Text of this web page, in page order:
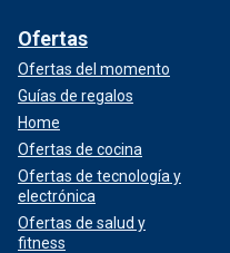
Ofertas
Ofertas del momento
Guías de regalos
Home
Ofertas de cocina
Ofertas de tecnología y
electrónica
Ofertas de salud y
fitness